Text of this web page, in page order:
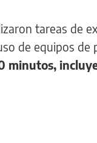
tareas de
de equipos
minutos,